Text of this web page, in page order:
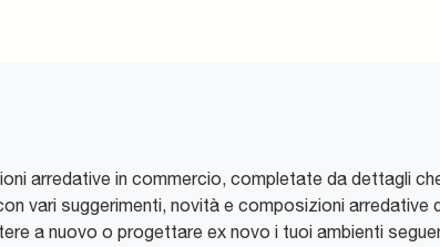
arredative in commercio, completate da dettagli
vari suggerimenti, novità e composizioni arredative
a nuovo o progettare ex novo i tuoi ambienti